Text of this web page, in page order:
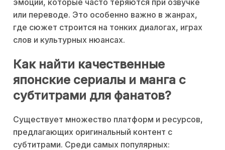
эмоции, которые часто теряются при озвучке
или переводе. Это особенно важно в жанрах,
где сюжет строится на тонких диалогах, играх
слов и культурных нюансах.
Как найти качественные
японские сериалы и манга с
субтитрами для фанатов?
Существует множество платформ и ресурсов,
предлагающих оригинальный контент с
субтитрами. Среди самых популярных: